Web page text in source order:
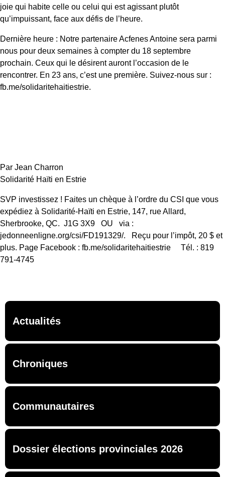
joie qui habite celle ou celui qui est agissant plutôt
qu’impuissant, face aux défis de l’heure.
Dernière heure : Notre partenaire Acfenes Antoine sera parmi
nous pour deux semaines à compter du 18 septembre
prochain. Ceux qui le désirent auront l’occasion de le
rencontrer. En 23 ans, c’est une première. Suivez-nous sur :
fb.me/solidaritehaitiestrie.
Par Jean Charron
Solidarité Haïti en Estrie
SVP investissez ! Faites un chèque à l’ordre du CSI que vous
expédiez à Solidarité-Haïti en Estrie, 147, rue Allard,
Sherbrooke, QC. J1G 3X9 OU via :
jedonneenligne.org/csi/FD191329/. Reçu pour l’impôt, 20 $ et
plus. Page Facebook : fb.me/solidaritehaitiestrie Tél. : 819
791-4745
Actualités
Chroniques
Communautaires
Dossier élections provinciales 2026